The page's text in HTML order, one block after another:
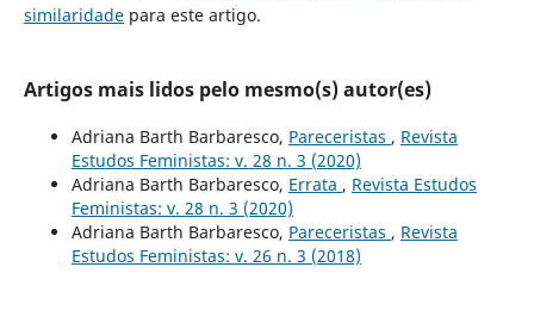
similaridadepara este artigo.
Artigos mais lidos pelo mesmo(s) autor(es)
Adriana Barth Barbaresco, Pareceristas , Revista
Estudos Feministas: v. 28 n. 3 (2020)
Adriana Barth Barbaresco, Errata , Revista Estudos
Feministas: v. 28 n. 3 (2020)
Adriana Barth Barbaresco, Pareceristas , Revista
Estudos Feministas: v. 26 n. 3 (2018)